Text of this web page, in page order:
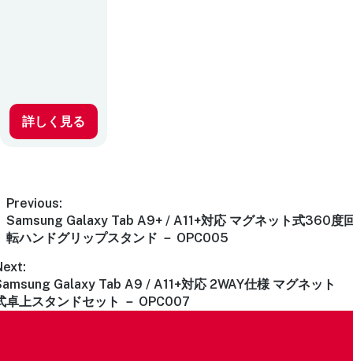
詳しく見る
Previous:
Samsung Galaxy Tab A9+ / A11+対応 マグネット式360度
転ハンドグリップスタンド － OPC005
Galaxy Tab A9 / A11+対応 2WAY仕様 マグネット
卓上スタンドセット － OPC007